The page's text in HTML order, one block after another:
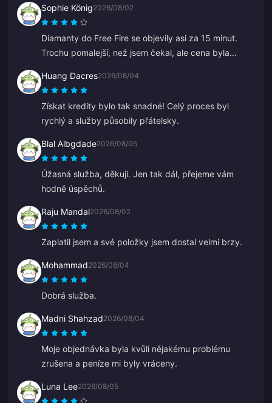
Sophie König2026/08/02
Diamanty do Free Fire se objevily asi za 15 minut.
Trochu pomalejší, než jsem čekal, ale cena byla
Huang Dacres2026/08/04
Získat kredity bylo tak snadné! Celý proces byl
rychlý a služby působily přátelsky.
Blal Albgdade2026/08/05
Úžasná služba, děkuji. Jen tak dál, přejeme vám
hodně úspěchů.
Raju Mandal2026/08/02
Zaplatil jsem a své položky jsem dostal velmi brzy.
Mohammad2026/08/04
Dobrá služba.
Madni Shahzad2026/08/04
Moje objednávka byla kvůli nějakému problému
zrušena a peníze mi byly vráceny.
Luna Lee2026/08/05